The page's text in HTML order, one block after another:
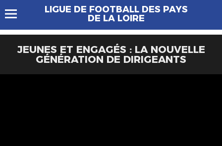
LIGUE DE FOOTBALL DES PAYS
DE LA LOIRE
JEUNES ET ENGAGÉS : LA NOUVELLE
GÉNÉRATION DE DIRIGEANTS